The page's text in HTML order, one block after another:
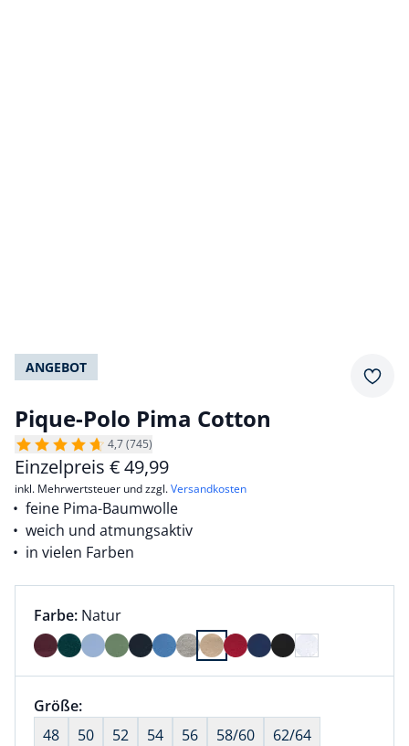
ANGEBOT
Pique-Polo Pima Cotton
4,7 (745)
Einzelpreis €49,99
inkl. Mehrwertsteuer und zzgl.Versandkosten
feine Pima-Baumwolle
weich und atmungsaktiv
in vielen Farben
Farbauswahl:
Farbe: aktuell ausgewählt:
Natur
Farbe Natur ausgewählt
Größenauswahl:
Größe:nichts ausgewählt
48
50 52 54 56 58/60
62/64